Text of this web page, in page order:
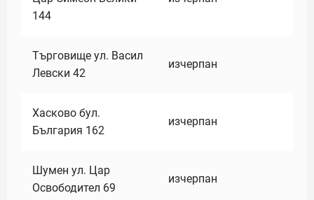
144
Търговище ул. Васил
Левски 42
изчерпан
Хасково бул.
България 162
изчерпан
Шумен ул. Цар
Освободител 69
изчерпан